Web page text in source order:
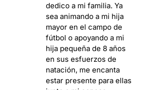
dedico a mi familia. Ya
sea animando a mi hija
mayor en el campo de
fútbol o apoyando a mi
hija pequeña de 8 años
en sus esfuerzos de
natación, me encanta
estar presente para ellas